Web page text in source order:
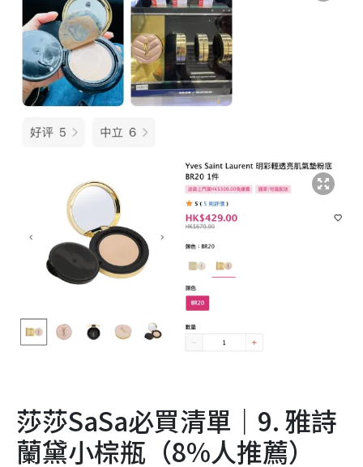
莎莎SaSa必買清單｜9. 雅詩
蘭黛小棕瓶（8%人推薦）